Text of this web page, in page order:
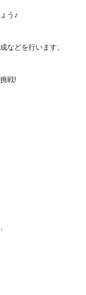
う♪
などを行います。
戦!